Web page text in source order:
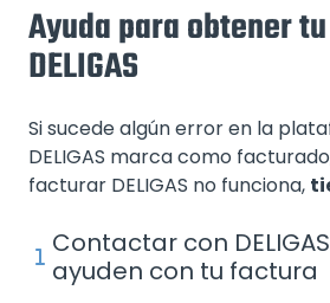
Ayuda para obtener
DELIGAS
Si sucede algún error en la
DELIGAS marca como
facturar DELIGAS no funciona,
Contactar con
ayuden con tu factura